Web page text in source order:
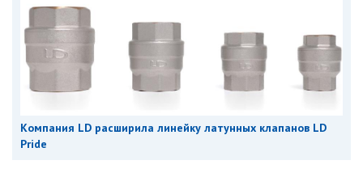
Компания LD расширила линейку латунных клапанов LD
Pride